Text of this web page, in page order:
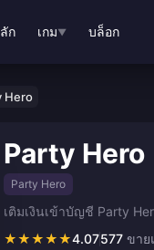
ก เกม▼ บล็อก
Hero
Party Hero
Party Hero
เติมเงินเข้าบัญชี Party
★★★★★4.07577 ขาย